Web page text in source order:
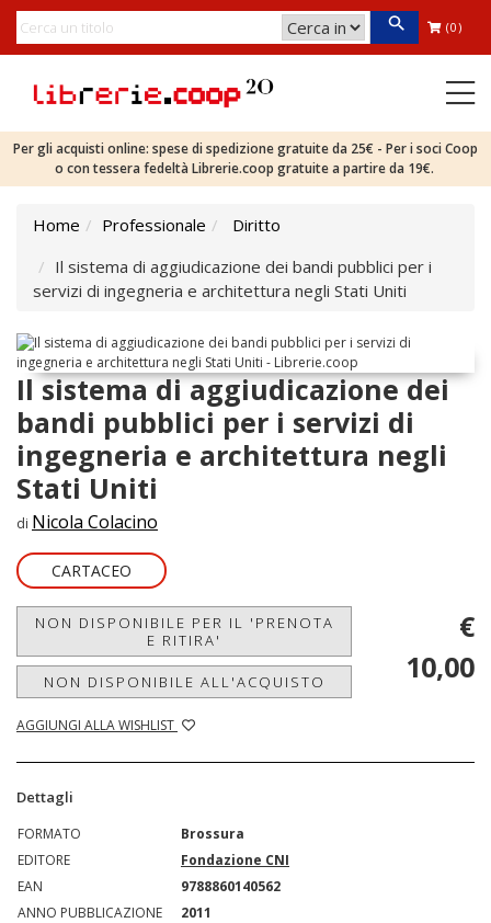
(0)
Per gli acquisti online: spese di spedizione gratuite da 25€ - Per i soci Coop
o con tessera fedeltà Librerie.coop gratuite a partire da 19€.
Home Professionale
Diritto
Il sistema di aggiudicazione dei bandi pubblici per i
servizi di ingegneria e architettura negli Stati Uniti
Il sistema di aggiudicazione dei
bandi pubblici per i servizi di
ingegneria e architettura negli
Stati Uniti
di Nicola Colacino
CARTACEO
NON DISPONIBILE PER IL 'PRENOTA
E RITIRA'
NON DISPONIBILE ALL'ACQUISTO
AGGIUNGI ALLA WISHLIST
€
10,00
Dettagli
FORMATO
Brossura
EDITORE
Fondazione CNI
EAN
9788860140562
ANNO PUBBLICAZIONE
2011